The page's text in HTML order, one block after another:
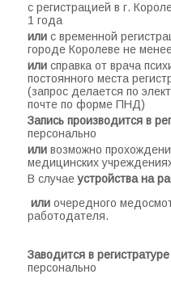
с регистрацией в г.
1 года
или с временной
городе Королеве не
или справка от врача
постоянного места
(запрос делается по
почте по форме ПНД)
Запись производится в
персонально
или возможно
медицинских
В случаеустройства на
или очередного
работодателя.
Заводится в регистратуре
персонально